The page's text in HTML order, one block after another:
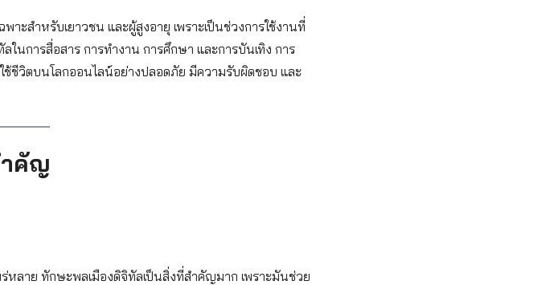
ะสำหรับเยาวชน และผู้สูงอายุ เพราะเป็นช่วงการใช้งานที่
ในการสื่อสาร การทำงาน การศึกษา และการบันเทิง การ
ช้ชีวิตบนโลกออนไลน์อย่างปลอดภัย มีความรับผิดชอบ และ
ำคัญ
หลาย ทักษะพลเมืองดิจิทัลเป็นสิ่งที่สำคัญมาก เพราะมันช่วย